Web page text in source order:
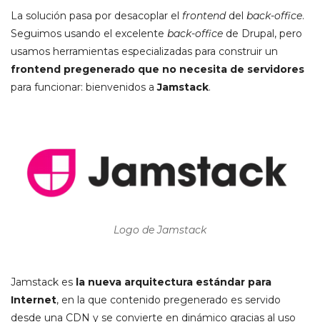
La solución pasa por desacoplar el frontend del back-office.
Seguimos usando el excelente back-office de Drupal, pero
usamos herramientas especializadas para construir un
frontend pregenerado que no necesita de servidores
para funcionar: bienvenidos aJamstack.
Logo de Jamstack
Jamstack es la nueva arquitectura estándar para
Internet, en la que contenido pregenerado es servido
desde una CDN y se convierte en dinámico gracias al uso